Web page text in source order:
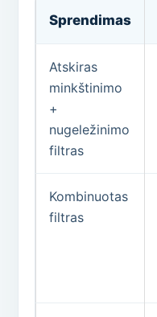
Sprendimas
Atskiras
minkštinimo
+
nugeležinimo
filtras
Kombinuotas
filtras